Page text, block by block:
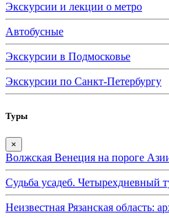
Экскурсии и лекции о метро
Автобусные
Экскурсии в Подмосковье
Экскурсии по Санкт-Петербургу
Туры
×
Волжская Венеция на пороге
Судьба усадеб. Четырехдневный
Неизвестная Рязанская область: